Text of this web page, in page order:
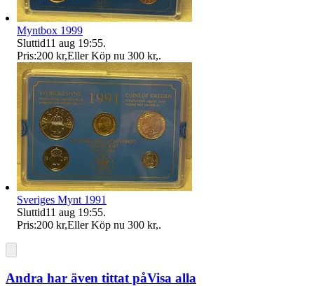
Myntbox 1999
Sluttid11 aug 19:55.
Pris:200 kr,Eller Köp nu 300 kr,.
Sveriges Mynt 1991
Sluttid11 aug 19:55.
Pris:200 kr,Eller Köp nu 300 kr,.
Andra har även tittat påVisa alla